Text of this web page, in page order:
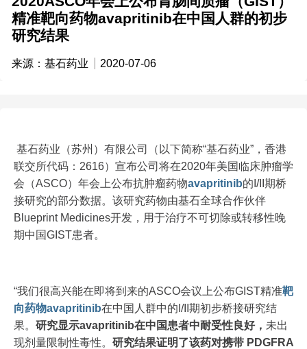
精准靶向药物avapritinib在中国人群的初步
研究结果
来源：基石药业 2020-07-06
基石药业（苏州）有限公司（以下简称“基石药业”，香港
联交所代码：2616）宣布公司将在2020年美国临床肿瘤学
会（ASCO）年会上公布抗肿瘤药物avapritinib的I/II期桥
接研究的部分数据。该研究药物由基石全球合作伙伴
Blueprint Medicines开发，用于治疗不可切除或转移性晚
期中国GIST患者。
“我们很高兴能在即将到来的ASCO会议上公布GIST精准靶
向药物avapritinib在中国人群中的I/II期初步桥接研究结
果。 研究显示avapritinib在中国患者中耐受性良好， 未出
现剂量限制性毒性。 研究结果证明了该药对携带 PDGFRA